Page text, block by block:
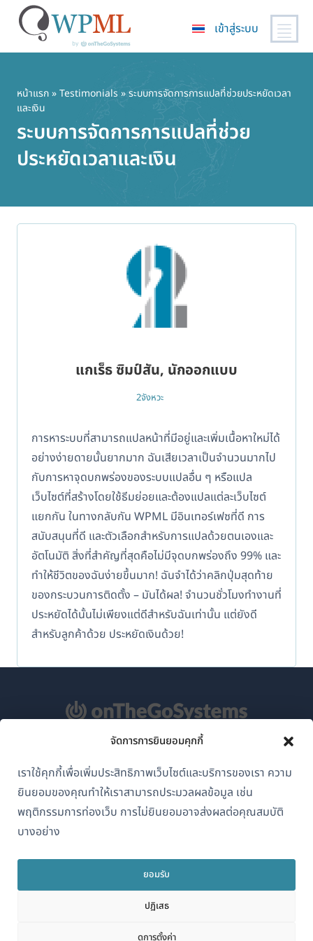
จัดการการยินยอมคุกกี้
เราใช้คุกกี้เพื่อเพิ่มประสิทธิภาพเว็บไซต์และบริการของเรา ความ
ยินยอมของคุณทำให้เราสามารถประมวลผลข้อมูล เช่น
พฤติกรรมการท่องเว็บ การไม่ยินยอมอาจส่งผลต่อคุณสมบัติ
บางอย่าง
ยอมรับ
ปฏิเสธ
ดูการตั้งค่า
เนื้อหา
หลัก
เข้าสู่ระบบ
หน้าแรก»Testimonials » ระบบการจัดการการแปลที่ช่วยประหยัดเวลา
และเงิน
ระบบการจัดการการแปลที่ช่วย
ประหยัดเวลาและเงิน
แกเร็ธ ซิมป์สัน, นักออกแบบ
2จังหวะ
การหาระบบที่สามารถแปลหน้าที่มีอยู่และเพิ่มเนื้อหาใหม่ได้
อย่างง่ายดายนั้นยากมาก ฉันเสียเวลาเป็นจำนวนมากไป
กับการหาจุดบกพร่องของระบบแปลอื่น ๆ หรือแปล
เว็บไซต์ที่สร้างโดยใช้ธีมย่อยและต้องแปลแต่ละเว็บไซต์
แยกกัน ในทางกลับกัน WPML มีอินเทอร์เฟซที่ดี การ
สนับสนุนที่ดี และตัวเลือกสำหรับการแปลด้วยตนเองและ
อัตโนมัติ สิ่งที่สำคัญที่สุดคือไม่มีจุดบกพร่องถึง 99% และ
ทำให้ชีวิตของฉันง่ายขึ้นมาก! ฉันจำได้ว่าคลิกปุ่มสุดท้าย
ของกระบวนการติดตั้ง – มันได้ผล! จำนวนชั่วโมงทำงานที่
ประหยัดได้นั้นไม่เพียงแต่ดีสำหรับฉันเท่านั้น แต่ยังดี
สำหรับลูกค้าด้วย ประหยัดเงินด้วย!
OnTheGoSystems Limited
ไทย
GDPR และนโยบายความเป็นส่วนตัว
เข้าร่วมทีมของเรา(เปิด
ใน
หน้าต่าง
ใหม่)
ใน
หน้าต่าง
ใหม่)
ใน
ใหม่)